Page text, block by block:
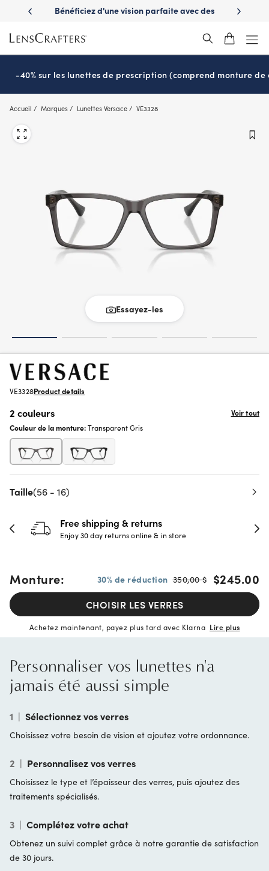
main
content
avantages
Bénéficiez d'une vision parfaite avec des
Prêt pour
-40% sur les lunettes de prescription (comprend monture de
Accueil Marques Lunettes Versace VE3328
Essayez-les
VE3328Product details
2 couleurs
Voir tout
Couleur de la monture:Transparent Gris
Taille(56 - 16)
Free shipping & returns
Enjoy 30 day returns online & in store
Monture: 30% de réduction 350,00 $ $245.00
CHOISIR LES VERRES
Achetez maintenant, payez plus tard avec Klarna Lire plus
Personnaliser vos lunettes n'a
jamais été aussi simple
1 | Sélectionnez vos verres
Choisissez votre besoin de vision et ajoutez votre ordonnance.
2 | Personnalisez vos verres
Choisissez le type et l’épaisseur des verres, puis ajoutez des
traitements spécialisés.
3 | Complétez votre achat
Obtenez un suivi complet grâce à notre garantie de satisfaction
de 30 jours.